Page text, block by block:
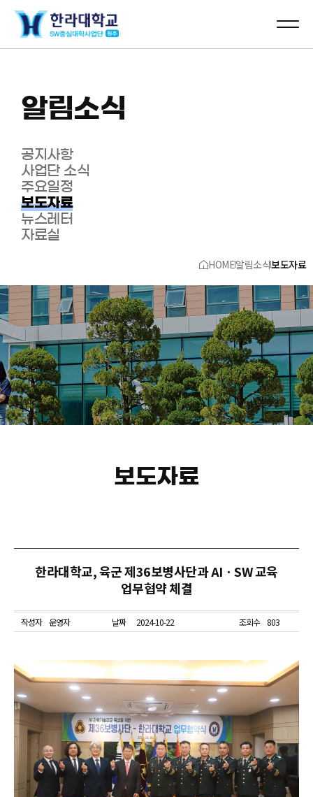
알림소식
공지사항
사업단 소식
주요일정
보도자료
뉴스레터
자료실
HOME알림소식보도자료
보도자료
한라대학교, 육군 제36보병사단과 AIㆍSW 교육
업무협약 체결
작성자 운영자 날짜 2024-10-22 조회수 803